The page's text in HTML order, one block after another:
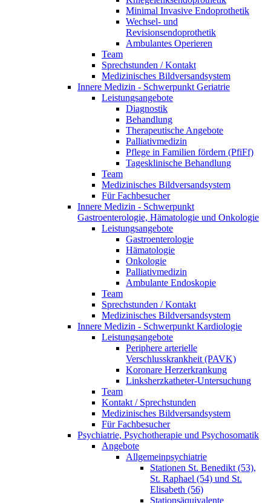
Minimal Invasive Endoprothetik
Wechsel- und
Revisionsendoprothetik
Ambulantes Operieren
Team
Sprechstunden / Kontakt
Medizinisches Bildversandsystem
Innere Medizin - Schwerpunkt Geriatrie
Leistungsangebote
Diagnostik
Behandlung
Therapeutische Angebote
Palliativmedizin
Pflege in Familien fördern (PfiFf)
Tagesklinische Behandlung
Team
Medizinisches Bildversandsystem
Für Fachbesucher
Innere Medizin - Schwerpunkt
Gastroenterologie, Hämatologie und Onkologie
Leistungsangebote
Gastroenterologie
Hämatologie
Onkologie
Palliativmedizin
Ambulante Endoskopie
Team
Sprechstunden / Kontakt
Medizinisches Bildversandsystem
Innere Medizin - Schwerpunkt Kardiologie
Leistungsangebote
Periphere arterielle
Verschlusskrankheit (PAVK)
Koronare Herzerkrankung
Linksherzkatheter-Untersuchung
Team
Kontakt / Sprechstunden
Medizinisches Bildversandsystem
Für Fachbesucher
Psychiatrie, Psychotherapie und Psychosomatik
Angebote
Allgemeinpsychiatrie
Stationen St. Benedikt (53),
St. Raphael (54) und St.
Elisabeth (56)
Stationsäquivalente